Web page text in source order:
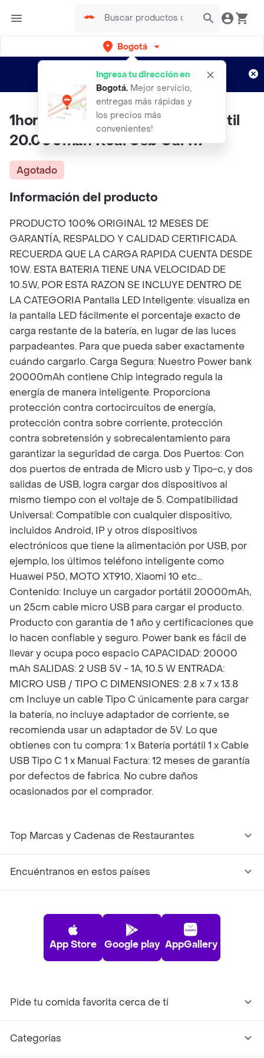
Bogotá
Ingresa tu dirección en
Bogotá. Mejor servicio,
entregas más rápidas y
los precios más
convenientes!
envíos gratis por semanas
Aplican TyC
1hora Power Bank Batería Portátil
20.000mah Real Usb Gar117
Agotado
Información del producto
PRODUCTO 100% ORIGINAL 12 MESES DE
GARANTÍA, RESPALDO Y CALIDAD CERTIFICADA.
RECUERDA QUE LA CARGA RAPIDA CUENTA DESDE
10W. ESTA BATERIA TIENE UNA VELOCIDAD DE
10.5W, POR ESTA RAZON SE INCLUYE DENTRO DE
LA CATEGORIA Pantalla LED Inteligente: visualiza en
la pantalla LED fácilmente el porcentaje exacto de
carga restante de la batería, en lugar de las luces
parpadeantes. Para que pueda saber exactamente
cuándo cargarlo. Carga Segura: Nuestro Power bank
20000mAh contiene Chip integrado regula la
energía de manera inteligente. Proporciona
protección contra cortocircuitos de energía,
protección contra sobre corriente, protección
contra sobretensión y sobrecalentamiento para
garantizar la seguridad de carga. Dos Puertos: Con
dos puertos de entrada de Micro usb y Tipo-c, y dos
salidas de USB, logra cargar dos dispositivos al
mismo tiempo con el voltaje de 5. Compatibilidad
Universal: Compatible con cualquier dispositivo,
incluidos Android, IP y otros dispositivos
electrónicos que tiene la alimentación por USB, por
ejemplo, los últimos teléfono inteligente como
Huawei P50, MOTO XT910, Xiaomi 10 etc...
Contenido: Incluye un cargador portátil 20000mAh,
un 25cm cable micro USB para cargar el producto.
Producto con garantía de 1 año y certificaciones que
lo hacen confiable y seguro. Power bank es fácil de
llevar y ocupa poco espacio CAPACIDAD: 20000
mAh SALIDAS: 2 USB 5V - 1A, 10.5 W ENTRADA:
MICRO USB / TIPO C DIMENSIONES: 2.8 x 7 x 13.8
cm Incluye un cable Tipo C únicamente para cargar
la batería, no incluye adaptador de corriente, se
recomienda usar un adaptador de 5V. Lo que
obtienes con tu compra: 1 x Batería portátil 1 x Cable
USB Tipo C 1 x Manual Factura: 12 meses de garantía
por defectos de fabrica. No cubre daños
ocasionados por el comprador.
Top Marcas y Cadenas de Restaurantes
Encuéntranos en estos países
App Store Google play AppGallery
Pide tu comida favorita cerca de ti
Categorías